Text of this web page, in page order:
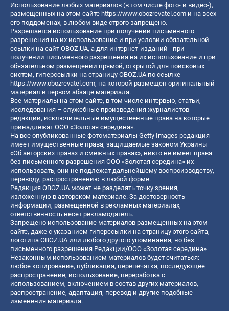
Использование любых материалов (в том числе фото- и видео-),
размещенных на этом сайте https://www.obozrevatel.com и на всех
его поддоменах, в любом виде строго запрещено.
Разрешается использование при получении письменного
разрешения на их использование и при условии обязательной
ссылки на сайт OBOZ.UA, а для интернет-изданий - при
получении письменного разрешения на их использование и при
обязательном размещении прямой, открытой для поисковых
систем, гиперссылки на страницу OBOZ.UA по ссылке
https://www.obozrevatel.com, на которой размещен оригинальный
материал в первом абзаце материала.
Все материалы на этом сайте, в том числе интервью, статьи,
исследования – служебные произведения журналистов
редакции, исключительные имущественные права на которые
принадлежат ООО «Золотая середина».
На все опубликованные фотоматериалы Getty Images редакция
имеет имущественные права, защищаемые законом Украины
«Об авторских правах и смежных правах», никто не имеет права
без письменного разрешения ООО «Золотая середина» их
использовать, они не подлежат дальнейшему воспроизводству,
переводу, распространению в любой форме.
Редакция OBOZ.UA может не разделять точку зрения,
изложенную в авторском материале. За достоверность
информации, размещенной в рекламных материалах,
ответственность несет рекламодатель.
Запрещено использование материалов размещенных на этом
сайте, даже с указанием гиперссылки на страницу этого сайта,
логотипа OBOZ.UA или любого другого упоминания, но без
письменного разрешения Редакции/ООО «Золотая середина»
Незаконным использованием материалов будет считаться:
любое копирование, публикация, перепечатка, последующее
распространение, использование, переработка с
использованием, включением в состав других материалов,
распространение, адаптация, перевод и другие подобные
изменения материала.